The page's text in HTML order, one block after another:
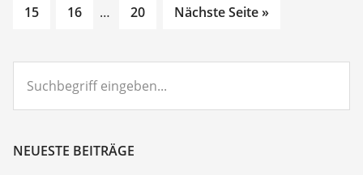
pageomitted
page
page
Go
15
Go
16
Interim
…
Go
20 Nächste Seite »
eingeben...
NEUESTE BEITRÄGE